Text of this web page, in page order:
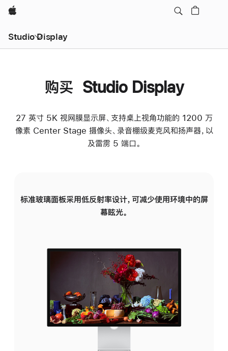
Apple
Studio Display
购买 Studio Display
27 英寸 5K 视网膜显示屏、支持桌上视角功能的 1200 万
像素 Center Stage 摄像头、录音棚级麦克风和扬声器，以
及雷雳 5 端口。
标准玻璃面板采用低反射率设计，可减少使用环境中的屏
幕眩光。